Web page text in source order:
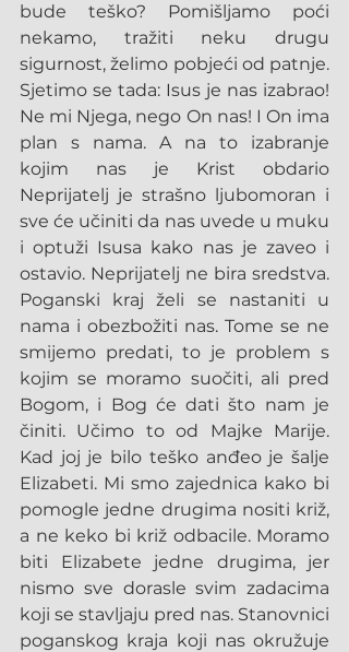
bude teško? Pomišljamo poći
nekamo, tražiti neku drugu
sigurnost, želimo pobjeći od patnje.
Sjetimo se tada: Isus je nas izabrao!
Ne mi Njega, nego On nas! I On ima
plan s nama. A na to izabranje
kojim nas je Krist obdario
Neprijatelj je strašno ljubomoran i
sve će učiniti da nas uvede u muku
i optuži Isusa kako nas je zaveo i
ostavio. Neprijatelj ne bira sredstva.
Poganski kraj želi se nastaniti u
nama i obezbožiti nas. Tome se ne
smijemo predati, to je problem s
kojim se moramo suočiti, ali pred
Bogom, i Bog će dati što nam je
činiti. Učimo to od Majke Marije.
Kad joj je bilo teško anđeo je šalje
Elizabeti. Mi smo zajednica kako bi
pomogle jedne drugima nositi križ,
a ne keko bi križ odbacile. Moramo
biti Elizabete jedne drugima, jer
nismo sve dorasle svim zadacima
koji se stavljaju pred nas. Stanovnici
poganskog kraja koji nas okružuje